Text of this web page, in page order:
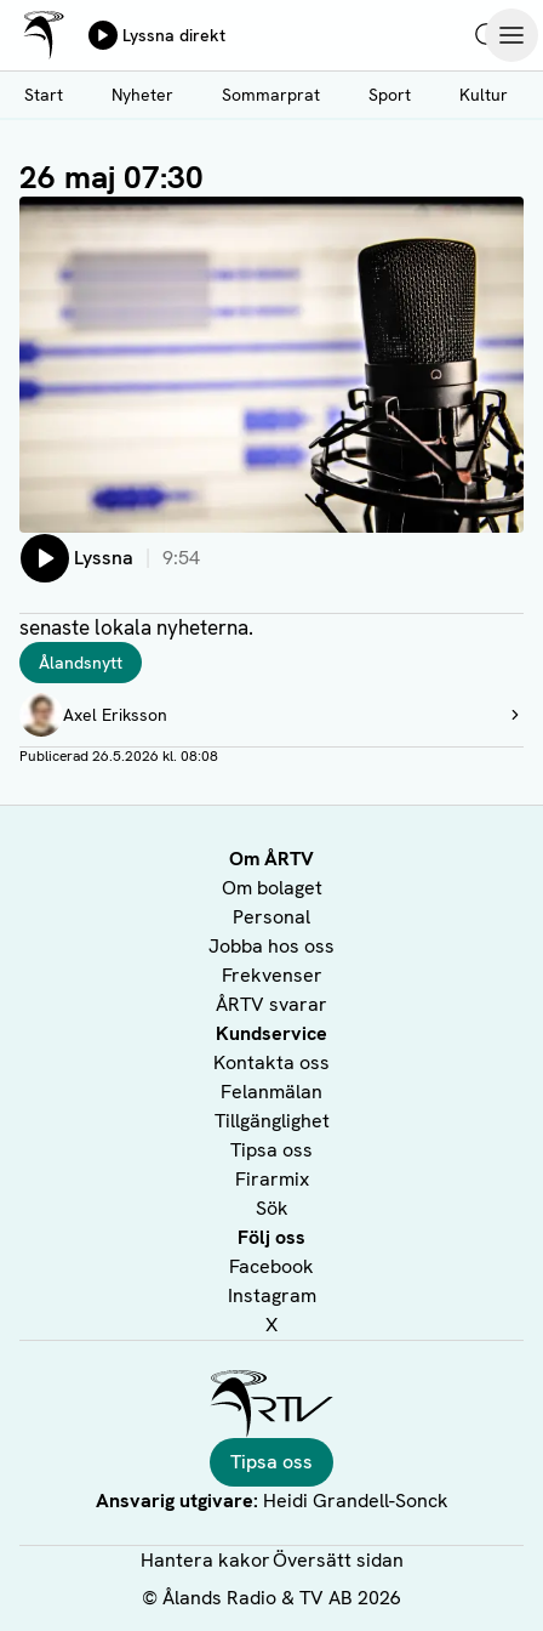
Hoppa
till
huvudinnehåll
Ålands Radio & TV
Lyssna direkt
Start
Nyheter Sommarprat Sport Kultur
26 maj 07:30
Lyssna 9:54
senaste lokala nyheterna.
Taggar
Ålandsnytt
Författare
Axel Eriksson
Visa profil
Publicerad26.5.2026 kl. 08:08
Om ÅRTV
Om bolaget
Personal
Jobba hos oss
Frekvenser
ÅRTV svarar
Kundservice
Kontakta oss
Felanmälan
Tillgänglighet
Tipsa oss
Firarmix
Sök
Följ oss
Facebook
Instagram
X
Tipsa oss
Ansvarig utgivare: Heidi Grandell-Sonck
Hantera kakorÖversätt sidan
©Ålands Radio & TV AB 2026